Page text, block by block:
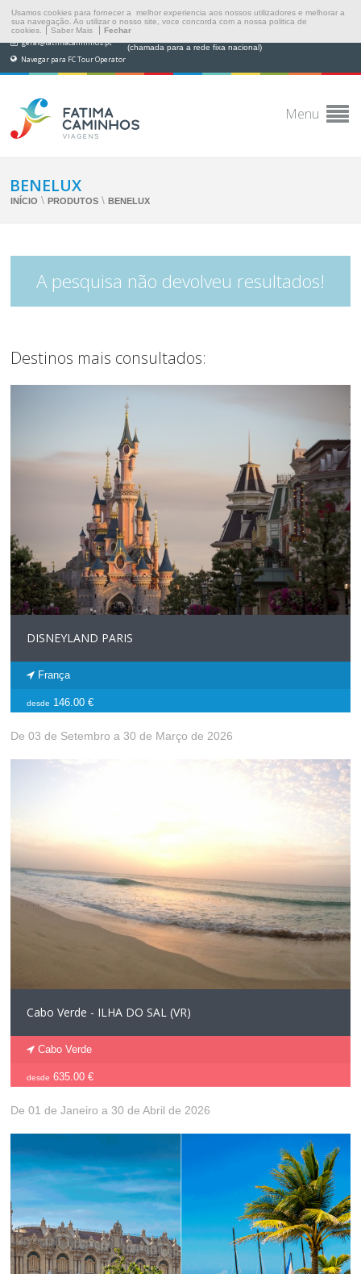
Usamos cookies para fornecer a melhor experiencia aos nossos utilizadores e melhorar a
sua navegação. Ao utilizar o nosso site, voce concorda com a nossa politica de
cookies.
Saber Mais Fechar
geral@fatimacaminhos.pt (chamada para a rede fixa nacional)
Navegar para FC Tour Operator
Menu
BENELUX
INÍCIO \ PRODUTOS \ BENELUX
A pesquisa não devolveu resultados!
Destinos mais consultados:
DISNEYLAND PARIS
França
desde 146.00 €
De 03 de Setembro a 30 de Março de 2026
Cabo Verde - ILHA DO SAL (VR)
Cabo Verde
desde 635.00 €
De 01 de Janeiro a 30 de Abril de 2026